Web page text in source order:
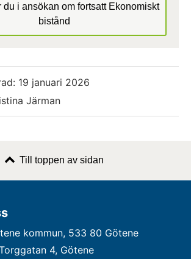
du i ansökan om fortsatt Ekonomiskt
bistånd
19 januari 2026
Järman
Till toppen av sidan
kommun, 533 80 Götene
4, Götene